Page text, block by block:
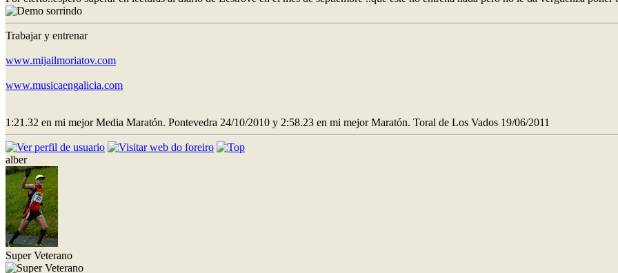
Trabajar y entrenar
www.mijailmoriatov.com
www.musicaengalicia.com
1:21.32 en mi mejor Media Maratón. Pontevedra 24/10/2010 y 2:58.23 en mi mejor Maratón. Toral de Los Vados 19/06/2011
alber
Super Veterano